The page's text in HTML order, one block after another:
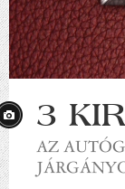
3
AZ